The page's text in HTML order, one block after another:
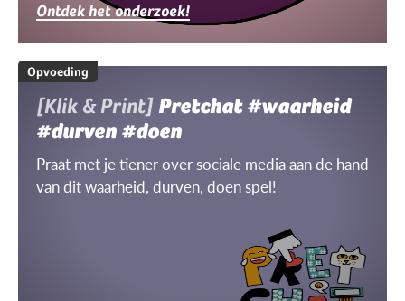
Ontdek het onderzoek!
Opvoeding
[Klik & Print] Pretchat #waarheid
#durven #doen
Praat met je tiener over sociale media aan de hand
van dit waarheid, durven, doen spel!